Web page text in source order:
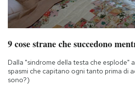
9 cose strane che succedono
Dalla "sindrome della testa che esplode"
spasmi che capitano ogni tanto prima di
sono?)